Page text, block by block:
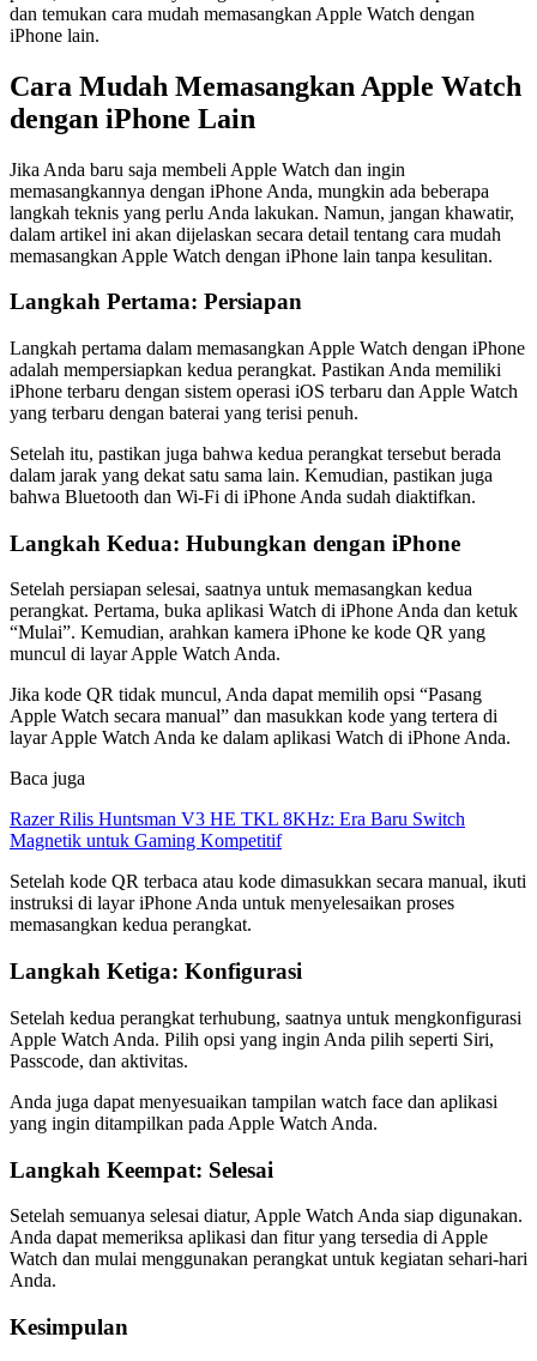
dan temukan cara mudah memasangkan Apple Watch dengan
iPhone lain.
Cara Mudah Memasangkan Apple Watch
dengan iPhone Lain
Jika Anda baru saja membeli Apple Watch dan ingin
memasangkannya dengan iPhone Anda, mungkin ada beberapa
langkah teknis yang perlu Anda lakukan. Namun, jangan khawatir,
dalam artikel ini akan dijelaskan secara detail tentang cara mudah
memasangkan Apple Watch dengan iPhone lain tanpa kesulitan.
Langkah Pertama: Persiapan
Langkah pertama dalam memasangkan Apple Watch dengan iPhone
adalah mempersiapkan kedua perangkat. Pastikan Anda memiliki
iPhone terbaru dengan sistem operasi iOS terbaru dan Apple Watch
yang terbaru dengan baterai yang terisi penuh.
Setelah itu, pastikan juga bahwa kedua perangkat tersebut berada
dalam jarak yang dekat satu sama lain. Kemudian, pastikan juga
bahwa Bluetooth dan Wi-Fi di iPhone Anda sudah diaktifkan.
Langkah Kedua: Hubungkan dengan iPhone
Setelah persiapan selesai, saatnya untuk memasangkan kedua
perangkat. Pertama, buka aplikasi Watch di iPhone Anda dan ketuk
“Mulai”. Kemudian, arahkan kamera iPhone ke kode QR yang
muncul di layar Apple Watch Anda.
Jika kode QR tidak muncul, Anda dapat memilih opsi “Pasang
Apple Watch secara manual” dan masukkan kode yang tertera di
layar Apple Watch Anda ke dalam aplikasi Watch di iPhone Anda.
Baca juga
Razer Rilis Huntsman V3 HE TKL 8KHz: Era Baru Switch
Magnetik untuk Gaming Kompetitif
Setelah kode QR terbaca atau kode dimasukkan secara manual, ikuti
instruksi di layar iPhone Anda untuk menyelesaikan proses
memasangkan kedua perangkat.
Langkah Ketiga: Konfigurasi
Setelah kedua perangkat terhubung, saatnya untuk mengkonfigurasi
Apple Watch Anda. Pilih opsi yang ingin Anda pilih seperti Siri,
Passcode, dan aktivitas.
Anda juga dapat menyesuaikan tampilan watch face dan aplikasi
yang ingin ditampilkan pada Apple Watch Anda.
Langkah Keempat: Selesai
Setelah semuanya selesai diatur, Apple Watch Anda siap digunakan.
Anda dapat memeriksa aplikasi dan fitur yang tersedia di Apple
Watch dan mulai menggunakan perangkat untuk kegiatan sehari-hari
Anda.
Kesimpulan